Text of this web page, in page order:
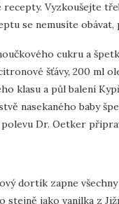
Vyzkoušejte
se nemusíte
cukru a
šťávy, 200 ml
klasu a půl balení
nasekaného baby
Dr. Oetker
dortík zapne
stejně jako vanilka z